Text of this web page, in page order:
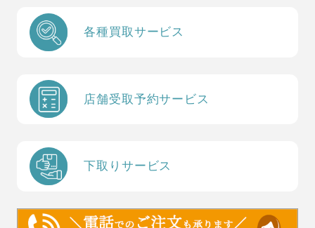
各種買取サービス
店舗受取予約サービス
下取りサービス